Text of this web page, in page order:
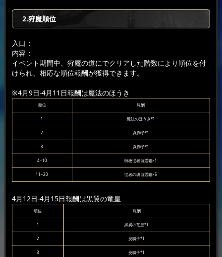
2.狩魔順位
入口：
内容：
イベント期間中、狩魔の道にでクリアした階数により順位を付
けられ、相応な順位報酬が獲得できます。
※4月9日-4月11日報酬は魔法のほうき
順位 報酬
1 魔法のほうき*1
2 炎獅子*1
3 炎獅子*1
4~10 特級従者自選箱×1
11~20 従者の魂自選箱×5
4月12日-4月15日報酬は黒翼の竜皇
順位 報酬
1 黒翼の竜皇*1
2 炎獅子*1
3 炎獅子*1